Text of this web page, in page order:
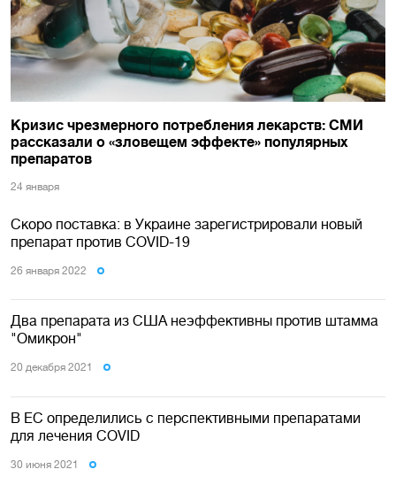
Кризис чрезмерного потребления лекарств: СМИ
рассказали о «зловещем эффекте» популярных
препаратов
24 января
Скоро поставка: в Украине зарегистрировали новый
препарат против COVID-19
26 января 2022
Два препарата из США неэффективны против штамма
"Омикрон"
20 декабря 2021
В ЕС определились с перспективными препаратами
для лечения COVID
30 июня 2021